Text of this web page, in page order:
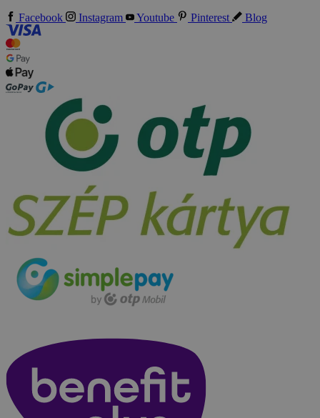
Facebook Instagram Youtube Pinterest Blog